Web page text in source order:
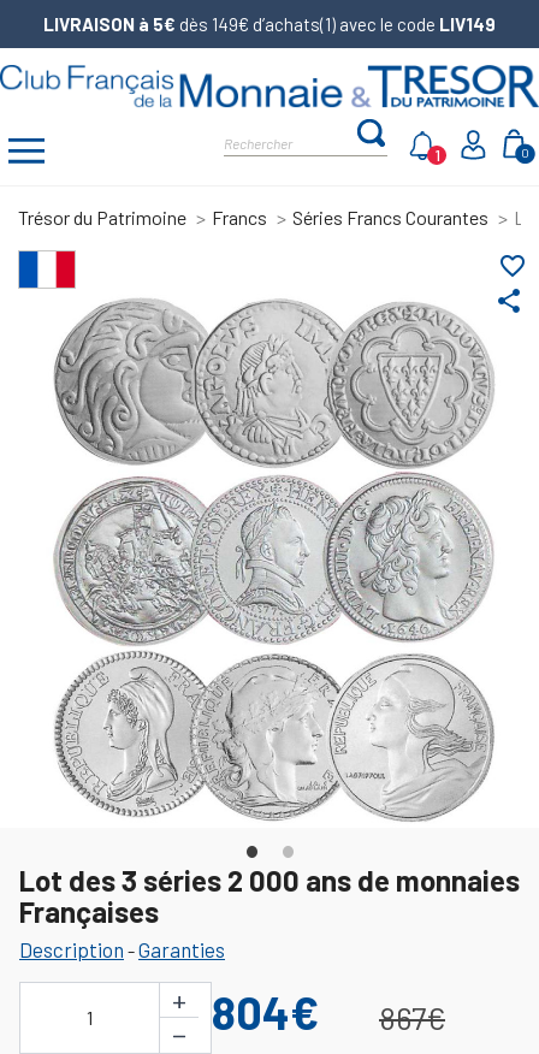
LIVRAISON à 5€ dès 149€ d’achats(1) avec le code LIV149
0
1
Trésor du Patrimoine Francs Séries Francs Courantes
share
favorite_border
Lot des 3 séries 2 000 ans de monnaies
Françaises
Description -Garanties
1
+
−
804€ 867€